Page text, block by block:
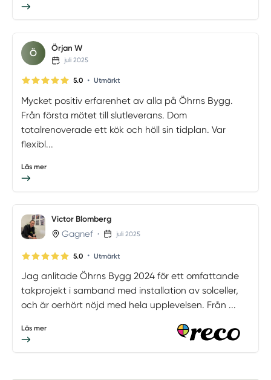
Ö Örjan W
juli 2025
5.0 • Utmärkt
Mycket positiv erfarenhet av alla på Öhrns Bygg.
Från första mötet till slutleverans. Dom
totalrenoverade ett kök och höll sin tidplan. Var
flexibl...
Läs mer
Victor Blomberg
Gagnef • juli 2025
5.0 • Utmärkt
Jag anlitade Öhrns Bygg 2024 för ett omfattande
takprojekt i samband med installation av solceller,
och är oerhört nöjd med hela upplevelsen. Från ...
Läs mer